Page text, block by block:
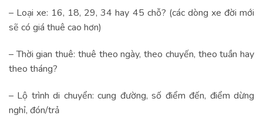
– Loại xe: 16, 18, 29, 34 hay 45 chỗ? (các dòng xe đời mới
sẽ có giá thuê cao hơn)
– Thời gian thuê: thuê theo ngày, theo chuyến, theo tuần hay
theo tháng?
– Lộ trình di chuyển: cung đường, số điểm đến, điểm dừng
nghỉ, đón/trả